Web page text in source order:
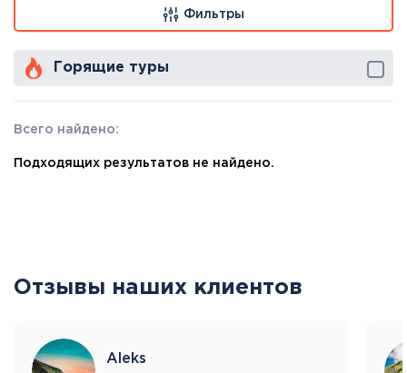
Фильтры
Горящие туры
Всего найдено:
Подходящих результатов не найдено.
Отзывы наших клиентов
Aleks